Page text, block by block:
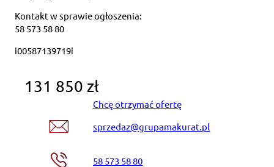
Kontakt w sprawie ogłoszenia:
58 573 58 80
i00587139719i
131 850 zł
Chcę otrzymać ofertę
sprzedaz@grupamakurat.pl
58 573 58 80